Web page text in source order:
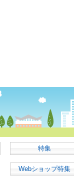
特集
Webショップ特集